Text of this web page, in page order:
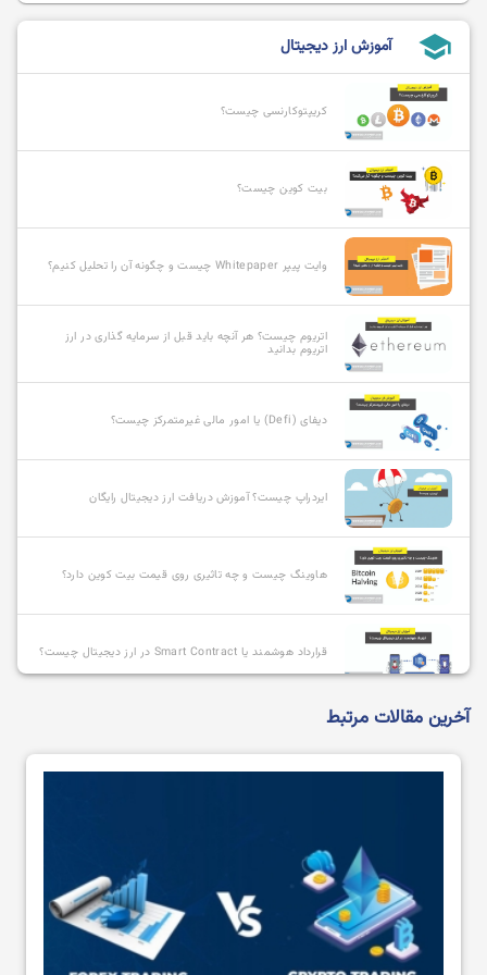
school آموزش ارز دیجیتال
کریپتوکارنسی چیست؟
بیت کوین چیست؟
وایت پیپر Whitepaper چیست و چگونه آن را تحلیل کنیم؟
اتریوم چیست؟ هر آنچه باید قبل از سرمایه گذاری در ارز
اتریوم بدانید
دیفای (Defi) یا امور مالی غیرمتمرکز چیست؟
ایردراپ چیست؟ آموزش دریافت ارز دیجیتال رایگان
هاوینگ چیست و چه تاثیری روی قیمت بیت کوین دارد؟
قرارداد هوشمند یا Smart Contract در ارز دیجیتال چیست؟
استیکینگ (Staking) یا استیک کردن ارز دیجیتال به چه
معناست؟
آخرین مقالات مرتبط